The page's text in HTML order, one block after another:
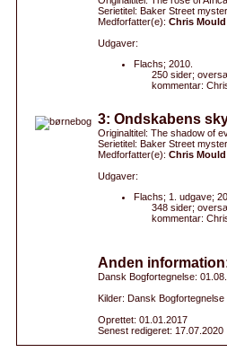
Serietitel: Baker Street
Medforfatter(e): Chris Mould
Udgaver:
Flachs; 2010.
250 sider;
kommentar:
3: Ondskabens
Originaltitel: The shadow of
Serietitel: Baker Street
Medforfatter(e): Chris Mould
Udgaver:
Flachs; 1. udgave;
348 sider;
kommentar:
Anden
Dansk Bogfortegnelse:
Kilder: Dansk Bogfortegnelse
Oprettet: 01.01.2017
Senest redigeret: 17.07.2020